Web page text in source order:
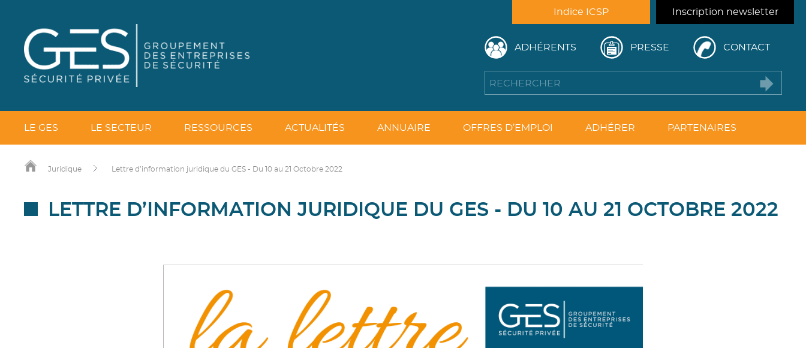
ADHÉRENTS PRESSE CONTACT
Indice ICSP Inscription newsletter
LE GES LE SECTEUR RESSOURCES ACTUALITÉS ANNUAIRE OFFRES D’EMPLOI ADHÉRER PARTENAIRES
Juridique Lettre d’information juridique du GES - Du 10 au 21 Octobre 2022
LETTRE D’INFORMATION JURIDIQUE DU GES - DU 10 AU 21 OCTOBRE 2022